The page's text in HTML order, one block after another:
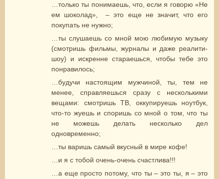
…только ты понимаешь, что, если я говорю «Не
ем шоколад», – это еще не значит, что его
покупать не нужно;
…ты слушаешь со мной мою любимую музыку
(смотришь фильмы, журналы и даже реалити-
шоу) и искренне стараешься, чтобы тебе это
понравилось;
…будучи настоящим мужчиной, ты, тем не
менее, справляешься сразу с несколькими
вещами: смотришь ТВ, оккупируешь ноутбук,
что-то жуешь и споришь со мной о том, что ты
не можешь делать несколько дел
одновременно;
…ты варишь самый вкусный в мире кофе!
…и я с тобой очень-очень счастлива!!!
…а еще просто потому, что ты – это ты, я – это